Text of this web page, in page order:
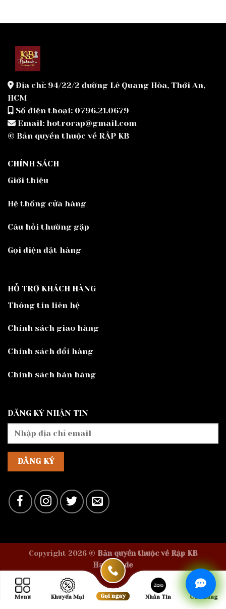
Địa chỉ: 94/22/2 đường Lê Quang Hòa, Thới An,
HCM
Số điện thoại: 0796.21.0679
Email: hotrorap@gmail.com
© Bản quyền thuộc về RẬP KB
CHÍNH SÁCH
Giới thiệu
Hệ thống cửa hàng
Câu hỏi thường gặp
Gọi điện đặt hàng
HỖ TRỢ KHÁCH HÀNG
Thông tin liên hệ
Chính sách giao hàng
Chính sách đổi hàng
Chính sách bán hàng
ĐĂNG KÝ NHẬN TIN
Copyright 2026 © Bản quyền thuộc về Rập KB
Handmade
Menu Khuyến Mại Gọi ngay Nhắn Tin Cửa Hàng